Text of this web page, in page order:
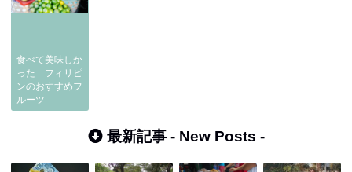
食べて美味しか
った フィリピ
ンのおすすめフ
ルーツ
最新記事 - New Posts -